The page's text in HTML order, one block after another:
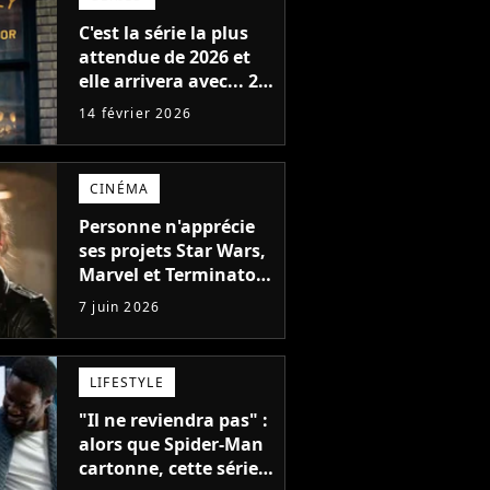
C'est la série la plus
attendue de 2026 et
elle arrivera avec... 2
versions différentes
14 février 2026
CINÉMA
Personne n'apprécie
ses projets Star Wars,
Marvel et Terminator
mais Emilia Clarke
s'en moque
7 juin 2026
LIFESTYLE
"Il ne reviendra pas" :
alors que Spider-Man
cartonne, cette série